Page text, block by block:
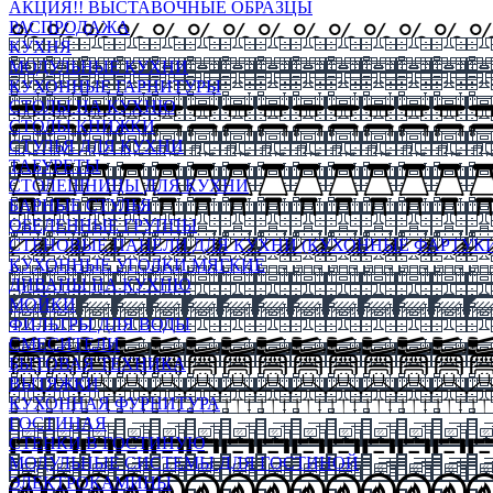
АКЦИЯ!! ВЫСТАВОЧНЫЕ ОБРАЗЦЫ
РАСПРОДАЖА
КУХНЯ
МОДУЛЬНЫЕ КУХНИ
КУХОННЫЕ ГАРНИТУРЫ
СТОЛЫ НА КУХНЮ
СТОЛЫ КНИЖКИ
СТУЛЬЯ ДЛЯ КУХНИ
ТАБУРЕТЫ
СТОЛЕШНИЦЫ ДЛЯ КУХНИ
БАРНЫЕ СТУЛЬЯ
ОБЕДЕННЫЕ ГРУППЫ
СТЕНОВЫЕ ПАНЕЛИ ДЛЯ КУХНИ (КУХОННЫЕ
КУХОННЫЕ УГОЛКИ МЯГКИЕ
ДИВАНЫ НА КУХНЮ
МОЙКИ
ФИЛЬТРЫ ДЛЯ ВОДЫ
СМЕСИТЕЛИ
БЫТОВАЯ ТЕХНИКА
ВЫТЯЖКИ
КУХОННАЯ ФУРНИТУРА
ГОСТИНАЯ
СТЕНКИ В ГОСТИНУЮ
МОДУЛЬНЫЕ СИСТЕМЫ ДЛЯ ГОСТИНОЙ
ЭЛЕКТРОКАМИНЫ